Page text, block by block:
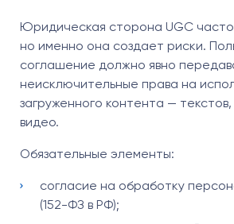
Юридическая сторона UGC часто
но именно она создает риски.
соглашение должно явно
неисключительные права на
загруженного контента —
видео.
Обязательные элементы:
согласие на обработку
(152-ФЗ в РФ);